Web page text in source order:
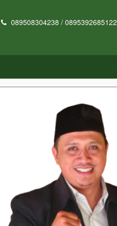
089508304238 / 0895392685122